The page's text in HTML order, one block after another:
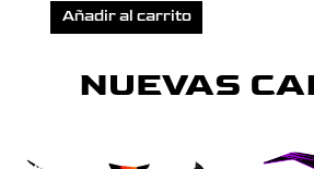
Añadir al carrito
NUEVAS